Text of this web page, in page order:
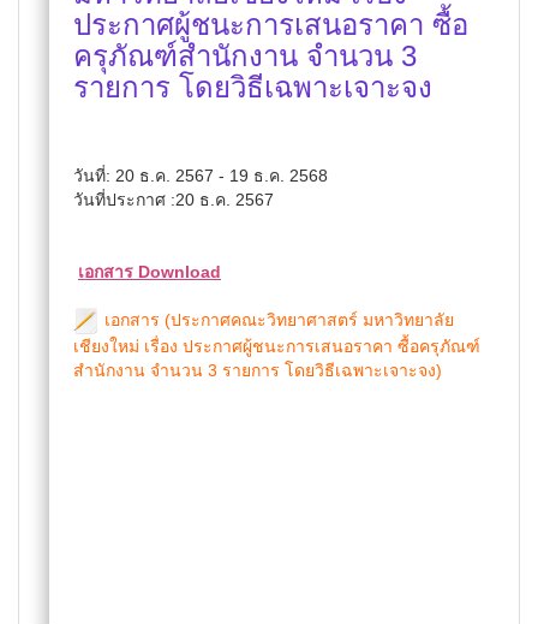
ประกาศผู้ชนะการเสนอราคา ซื้อ
ครุภัณฑ์สำนักงาน จำนวน 3
รายการ โดยวิธีเฉพาะเจาะจง
วันที่: 20 ธ.ค. 2567 - 19 ธ.ค. 2568
วันที่ประกาศ :20 ธ.ค. 2567
เอกสาร Download
เอกสาร (ประกาศคณะวิทยาศาสตร์ มหาวิทยาลัย
เชียงใหม่ เรื่อง ประกาศผู้ชนะการเสนอราคา ซื้อครุภัณฑ์
สำนักงาน จำนวน 3 รายการ โดยวิธีเฉพาะเจาะจง)